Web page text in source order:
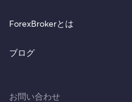
ForexBrokerとは
ブログ
お問い合わせ